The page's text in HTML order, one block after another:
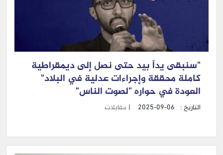
"سنبقى يداً بيد حتى نصل إلى ديمقراطية
كاملة محققة وإجراءات عدلية في البلاد"
العودة في حواره "لصوت الناس"
التاريخ : 2025-09-06
| مقابلات